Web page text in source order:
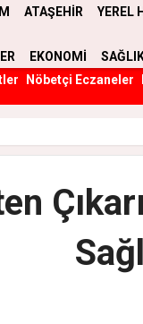
ATAŞEHİR YEREL
EKONOMİ
Nöbetçi Eczaneler